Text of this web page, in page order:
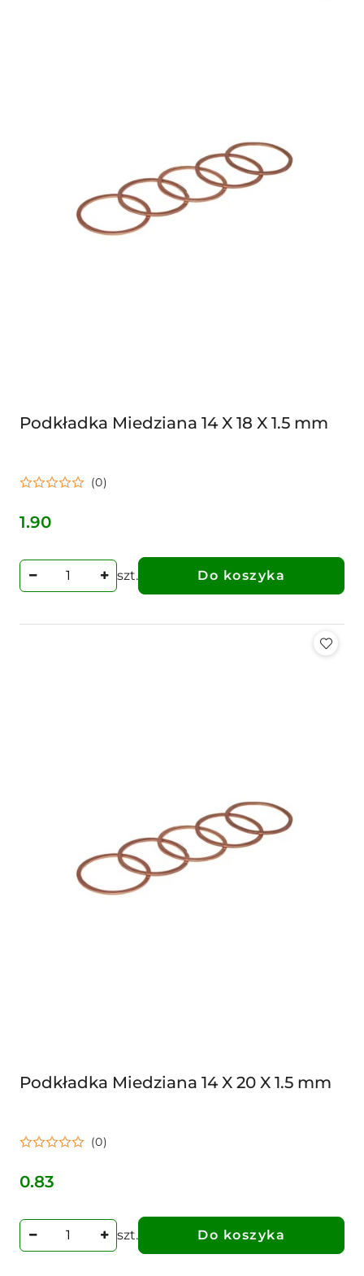
Podkładka Miedziana 14 X 18 X 1.5 mm
(0)
Cena:
1.90
szt. Do koszyka
Podkładka Miedziana 14 X 20 X 1.5 mm
(0)
Cena:
0.83
szt. Do koszyka